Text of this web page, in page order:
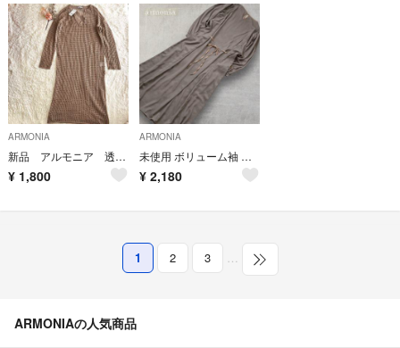
ARMONIA
新品 アルモニア 透かし編みニットワンピース 左スリットベージュ ブラウン F
¥ 1,800
ARMONIA
未使用 ボリューム袖 ロングワンピース ウエストリボン きれいめ ゆったり
¥ 2,180
1 2 3 …
ARMONIAの人気商品